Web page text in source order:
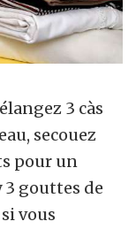
3 càs
secouez
pour un
3 gouttes de
vous